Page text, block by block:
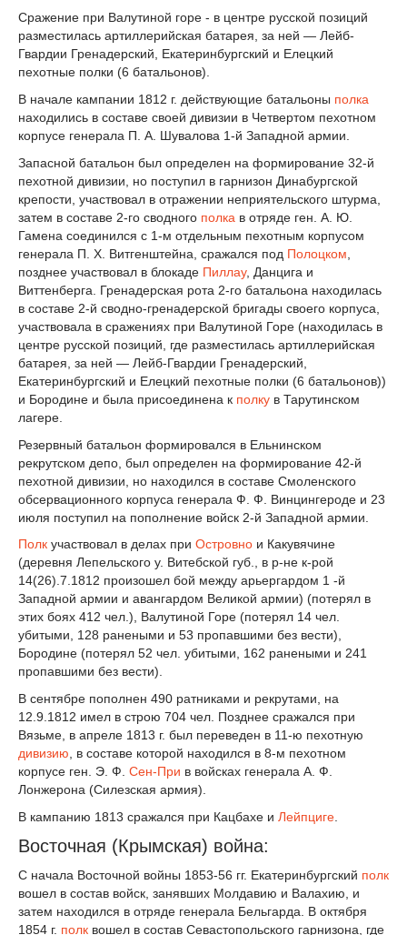
Сражение при Валутиной горе - в центре русской позиций
разместилась артиллерийская батарея, за ней — Лейб-
Гвардии Гренадерский, Екатеринбургский и Елецкий
пехотные полки (6 батальонов).
В начале кампании 1812 г. действующие батальоны полка
находились в составе своей дивизии в Четвертом пехотном
корпусе генерала П. А. Шувалова 1-й Западной армии.
Запасной батальон был определен на формирование 32-й
пехотной дивизии, но поступил в гарнизон Динабургской
крепости, участвовал в отражении неприятельского штурма,
затем в составе 2-го сводного полка в отряде ген. А. Ю.
Гамена соединился с 1-м отдельным пехотным корпусом
генерала П. X. Витгенштейна, сражался под Полоцком
позднее участвовал в блокаде Пиллау, Данцига и
Виттенберга. Гренадерская рота 2-го батальона находилась
в составе 2-й сводно-гренадерской бригады своего корпуса,
участвовала в сражениях при Валутиной Горе (находилась в
центре русской позиций, где разместилась артиллерийская
батарея, за ней — Лейб-Гвардии Гренадерский,
Екатеринбургский и Елецкий пехотные полки (6 батальонов))
и Бородине и была присоединена к полку в Тарутинском
лагере.
Резервный батальон формировался в Ельнинском
рекрутском депо, был определен на формирование 42-й
пехотной дивизии, но находился в составе Смоленского
обсервационного корпуса генерала Ф. Ф. Винцингероде и 23
июля поступил на пополнение войск 2-й Западной армии.
Полк участвовал в делах при Островно и Какувячине
(деревня Лепельского у. Витебской губ., в р-не к-рой
14(26).7.1812 произошел бой между арьергардом 1 -й
Западной армии и авангардом Великой армии) (потерял в
этих боях 412 чел.), Валутиной Горе (потерял 14 чел.
убитыми, 128 ранеными и 53 пропавшими без вести),
Бородине (потерял 52 чел. убитыми, 162 ранеными и 241
пропавшими без вести).
В сентябре пополнен 490 ратниками и рекрутами, на
12.9.1812 имел в строю 704 чел. Позднее сражался при
Вязьме, в апреле 1813 г. был переведен в 11-ю пехотную
дивизию , в составе которой находился в 8-м пехотном
корпусе ген. Э. Ф. Сен-При в войсках генерала А. Ф.
Лонжерона (Силезская армия).
В кампанию 1813 сражался при Кацбахе и Лейпциге
Восточная (Крымская) война:
С начала Восточной войны 1853-56 гг. Екатеринбургский полк
вошел в состав войск, занявших Молдавию и Валахию, и
затем находился в отряде генерала Бельгарда. В октября
1854 г. полк вошел в состав Севастопольского гарнизона, где